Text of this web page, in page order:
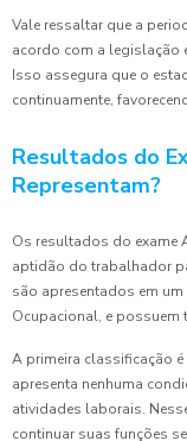
Vale ressaltar que a
acordo com a legislação
Isso assegura que o
continuamente,
Resultados do
Representam?
Os resultados do exame
aptidão do trabalhador
são apresentados em
Ocupacional, e possuem
A primeira classificação é
apresenta nenhuma
atividades laborais.
continuar suas funções